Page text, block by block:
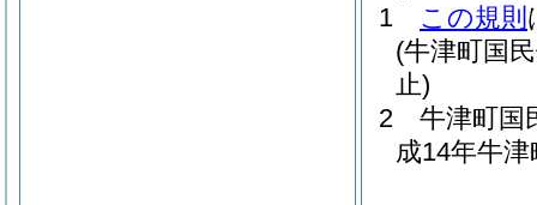
1
この規則
(牛津町国
止)
2
牛津町国
成14年牛